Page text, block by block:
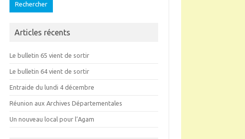
Articles récents
Le bulletin 65 vient de sortir
Le bulletin 64 vient de sortir
Entraide du lundi 4 décembre
Réunion aux Archives Départementales
Un nouveau local pour l’Agam